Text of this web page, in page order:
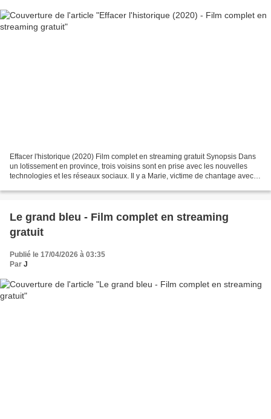
Effacer l'historique (2020) Film complet en streaming gratuit Synopsis Dans
un lotissement en province, trois voisins sont en prise avec les nouvelles
technologies et les réseaux sociaux. Il y a Marie, victime de chantage avec
Le grand bleu - Film complet en streaming
gratuit
Publié le 17/04/2026 à 03:35
Par J